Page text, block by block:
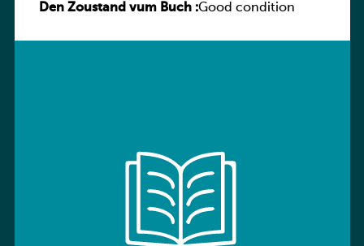
Mathematics Learner’s Book 9
Den Zoustand vum Buch :Good condition